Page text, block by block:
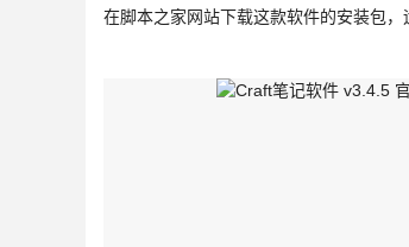
在脚本之家网站下载这款软件的安装包，